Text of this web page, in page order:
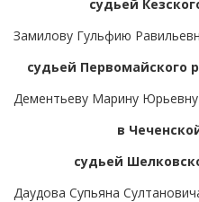
судьей
Замилову Гульфию
судьей Первомайского
Дементьеву Марину Юрьевну
в
судьей
Даудова Супьяна